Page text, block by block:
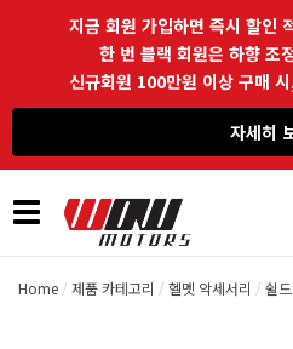
지금 회원 가입하면 즉시 할인
한 번 블랙 회원은 하향 조
신규회원 100만원 이상 구매
자세히
Toggle
navigation
Home 제품 카테고리 헬멧 악세서리 쉴